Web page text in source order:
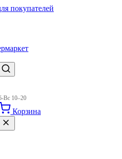
покупателей
Вс 10–20
Корзина